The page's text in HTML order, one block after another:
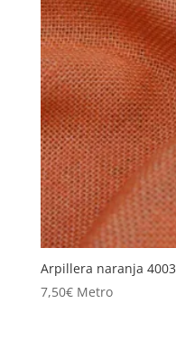
Arpillera naranja 4003
7,50€ Metro